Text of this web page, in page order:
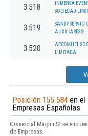
3.518
INMENSA
SOCIEDAD
3.519
SANDY
AUXILIARES SL
3.520
AECOMHEL
LIMITADA.
Posición 155.584 en el
Empresas Españolas
Comercial Marpin Sl se
de Empresas.